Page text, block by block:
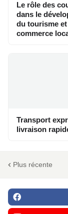
Le rôle des
dans le
du tourisme
commerce
Transport
livraison
Plus récente